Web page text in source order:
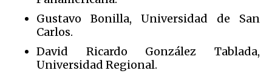
Gustavo Bonilla, Universidad de San
Carlos.
David Ricardo González Tablada,
Universidad Regional.